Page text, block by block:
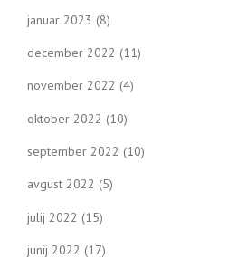
januar 2023 (8)
december 2022 (11)
november 2022 (4)
oktober 2022 (10)
september 2022 (10)
avgust 2022 (5)
julij 2022 (15)
junij 2022 (17)